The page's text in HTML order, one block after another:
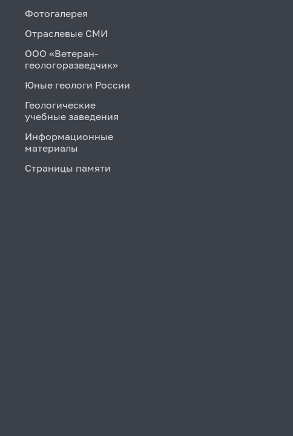
Фотогалерея
Отраслевые СМИ
ООО «Ветеран-
геологоразведчик»
Юные геологи России
Геологические
учебные заведения
Информационные
материалы
Страницы памяти